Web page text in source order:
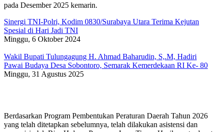
pada Desember 2025 kemarin.
Sinergi TNI-Polri, Kodim 0830/Surabaya Utara Terima Kejutan
Spesial di Hari Jadi TNI
Minggu, 6 Oktober 2024
Wakil Bupati Tulungagung H. Ahmad Baharudin, S,.M, Hadiri
Pawai Budaya Desa Sobontoro, Semarak Kemerdekaan RI Ke- 80
Minggu, 31 Agustus 2025
Berdasarkan Program Pembentukan Peraturan Daerah Tahun 2026
yang telah ditetapkan sebelumnya, telah dilakukan asistensi dan